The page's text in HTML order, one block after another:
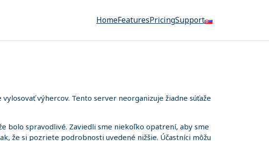
HomeFeaturesPricingSupport
výhercov. Tento server neorganizuje žiadne súťaže
bolo spravodlivé. Zaviedli sme niekoľko opatrení, aby sme
že si pozriete podrobnosti uvedené nižšie. Účastníci môžu